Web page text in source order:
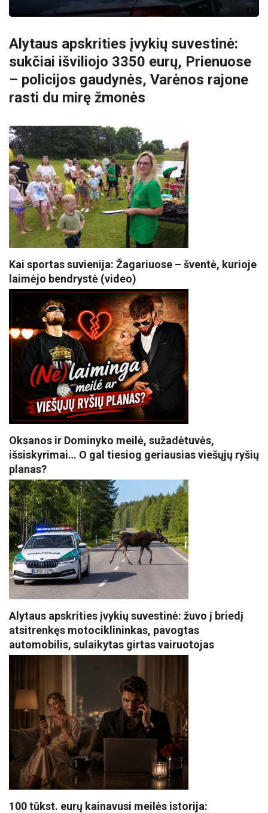
Alytaus apskrities įvykių suvestinė:
sukčiai išviliojo 3350 eurų, Prienuose
– policijos gaudynės, Varėnos rajone
rasti du mirę žmonės
Kai sportas suvienija: Žagariuose – šventė, kurioje
laimėjo bendrystė (video)
Oksanos ir Dominyko meilė, sužadėtuvės,
išsiskyrimai… O gal tiesiog geriausias viešųjų ryšių
planas?
Alytaus apskrities įvykių suvestinė: žuvo į briedį
atsitrenkęs motociklininkas, pavogtas
automobilis, sulaikytas girtas vairuotojas
100 tūkst. eurų kainavusi meilės istorija: